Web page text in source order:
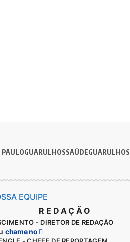
PAULOGUARULHOSSAÚDEGUARULHOS
EQUIPE
REDAÇÃO
- DIRETOR DE REDAÇÃO
chame no